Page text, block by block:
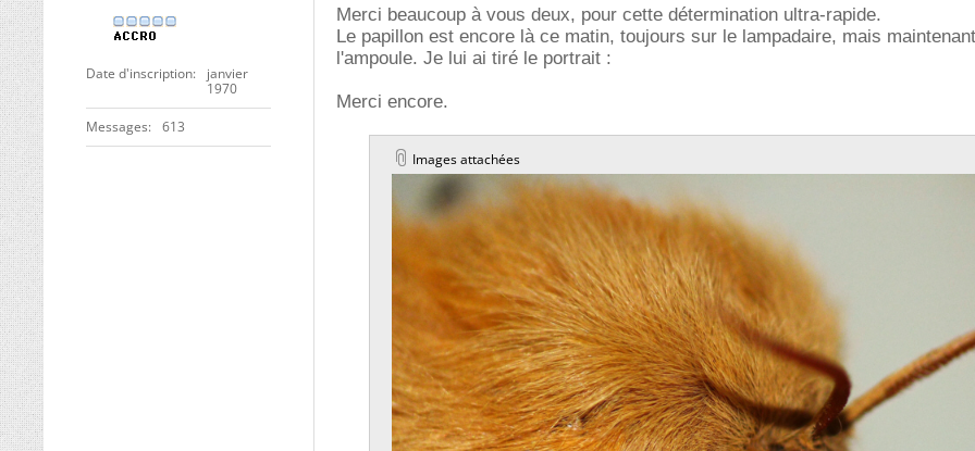
Date d'inscription
janvier
1970
Messages 613
Merci beaucoup à vous deux, pour cette détermination ultra-rapide.
Le papillon est encore là ce matin, toujours sur le lampadaire, mais
l'ampoule. Je lui ai tiré le portrait :
Merci encore.
Images attachées